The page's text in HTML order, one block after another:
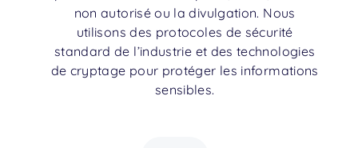
non autorisé ou la divulgation. Nous
utilisons des protocoles de sécurité
standard de l’industrie et des technologies
de cryptage pour protéger les informations
sensibles.